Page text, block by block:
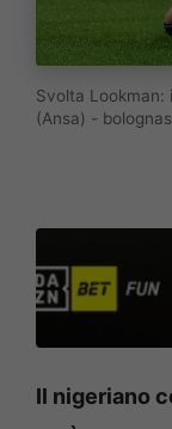
Svolta
(Ansa) -
Il nigeriano